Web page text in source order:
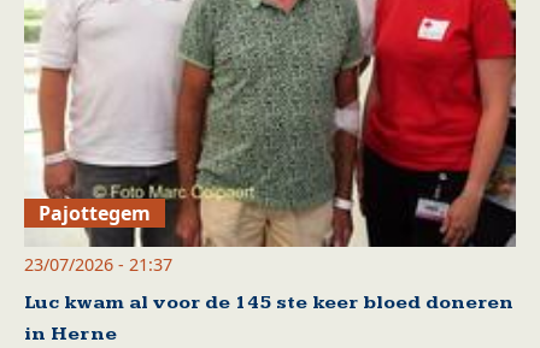
Pajottegem
23/07/2026 - 21:37
Luc kwam al voor de 145 ste keer bloed doneren
in Herne